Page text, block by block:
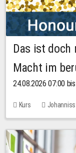
Das ist
Macht im
24.08.2026 07:00
Kurs
Keine freien Plätze